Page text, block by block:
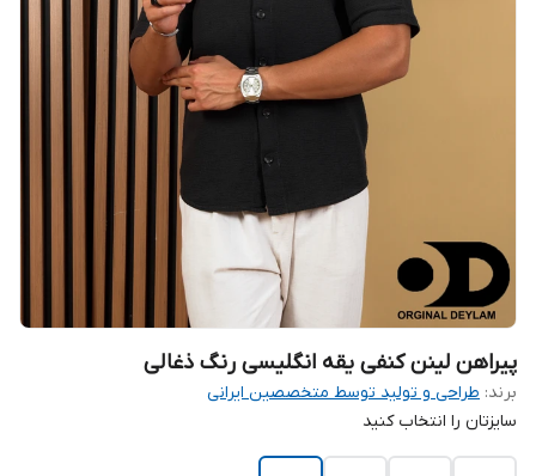
پیراهن لینن کنفی یقه انگلیسی رنگ ذغالی
برند: طراحی و تولید توسط متخصصین ایرانی
سایزتان را انتخاب کنید